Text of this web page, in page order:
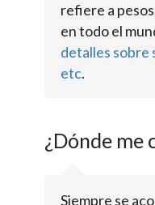
refiere a
en todo el
detalles sobre
etc.
¿Dónde me
Siempre se